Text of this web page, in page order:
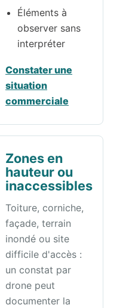
Éléments à
observer sans
interpréter
Constater une
situation
commerciale
Zones en
hauteur ou
inaccessibles
Toiture, corniche,
façade, terrain
inondé ou site
difficile d'accès :
un constat par
drone peut
documenter la